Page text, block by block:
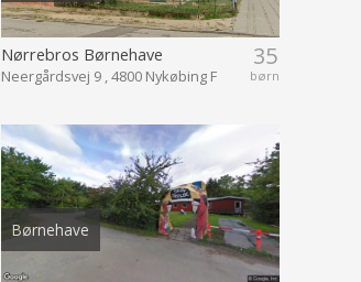
35
børn
Nørrebros Børnehave
Neergårdsvej 9 , 4800 Nykøbing F
Børnehave